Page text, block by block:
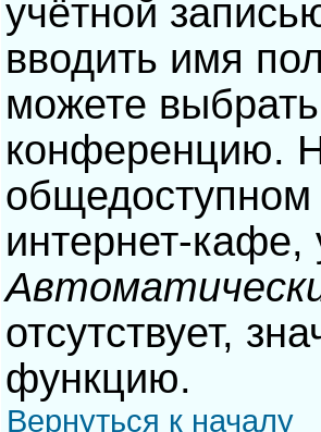
учётной
вводить имя
можете
конференцию.
интернет-кафе,
отсутствует,
функцию.
Вернуться к началу